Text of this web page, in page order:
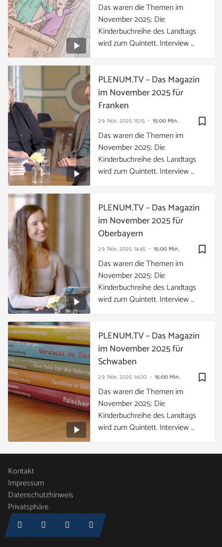
Das waren die Themen im
November 2025: Die
Kinderbuchreihe des Landtags
wird zum Quintett. Interview …
bookmark_border
29. Nov. 2025 15:15 15:00 Min.
PLENUM.TV – Das Magazin
im November 2025 für
Franken
Das waren die Themen im
November 2025: Die
Kinderbuchreihe des Landtags
wird zum Quintett. Interview …
bookmark_border
29. Nov. 2025 14:45 15:00 Min.
PLENUM.TV – Das Magazin
im November 2025 für
Oberbayern
Das waren die Themen im
November 2025: Die
Kinderbuchreihe des Landtags
wird zum Quintett. Interview …
bookmark_border
29. Nov. 2025 14:00 15:00 Min.
PLENUM.TV – Das Magazin
im November 2025 für
Schwaben
Das waren die Themen im
November 2025: Die
Kinderbuchreihe des Landtags
wird zum Quintett. Interview …
Kontakt
Impressum
Datenschutzhinweis
Privatsphäre